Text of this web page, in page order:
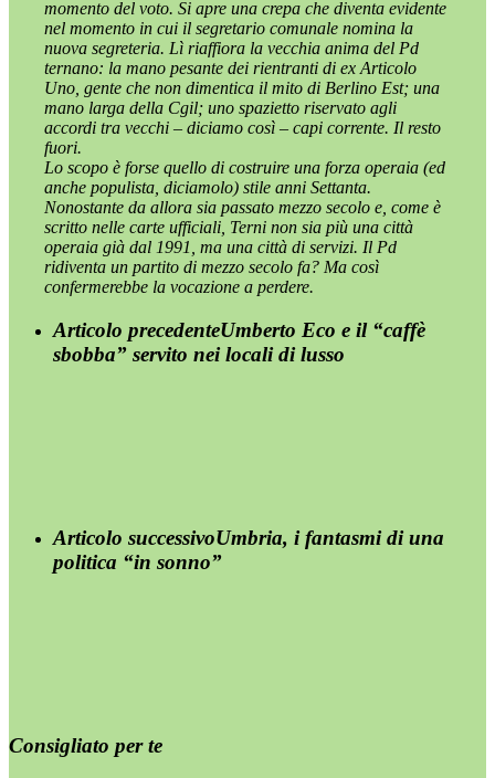
momento del voto. Si apre una crepa che diventa evidente
nel momento in cui il segretario comunale nomina la
nuova segreteria. Lì riaffiora la vecchia anima del Pd
ternano: la mano pesante dei rientranti di ex Articolo
Uno, gente che non dimentica il mito di Berlino Est; una
mano larga della Cgil; uno spazietto riservato agli
accordi tra vecchi – diciamo così – capi corrente. Il resto
fuori.
Lo scopo è forse quello di costruire una forza operaia (ed
anche populista, diciamolo) stile anni Settanta.
Nonostante da allora sia passato mezzo secolo e, come è
scritto nelle carte ufficiali, Terni non sia più una città
operaia già dal 1991, ma una città di servizi. Il Pd
ridiventa un partito di mezzo secolo fa? Ma così
confermerebbe la vocazione a perdere.
Articolo precedenteUmberto Eco e il “caffè
sbobba” servito nei locali di lusso
Articolo successivoUmbria, i fantasmi di una
politica “in sonno”
Consigliato per te